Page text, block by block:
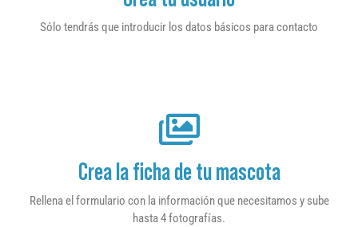
Sólo tendrás que introducir los datos básicos para contacto
Crea la ficha de tu mascota
Rellena el formulario con la información que necesitamos y sube
hasta 4 fotografías.